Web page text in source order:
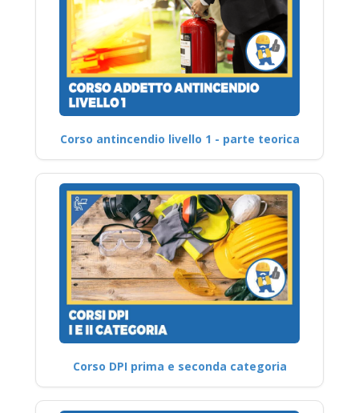
Corso antincendio livello 1 - parte teorica
Corso DPI prima e seconda categoria